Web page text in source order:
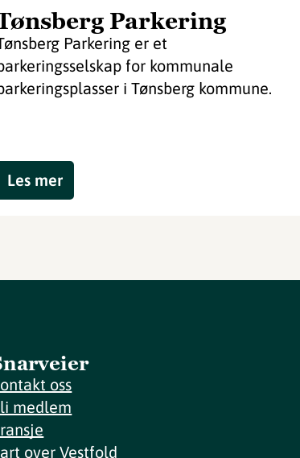
Parkering
Parkering er et
for kommunale
i Tønsberg kommune.
Les mer
oss
medlem
over Vestfold